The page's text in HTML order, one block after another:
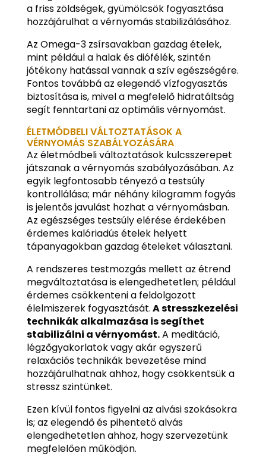
a friss zöldségek, gyümölcsök fogyasztása
hozzájárulhat a vérnyomás stabilizálásához.
Az Omega-3 zsírsavakban gazdag ételek,
mint például a halak és diófélék, szintén
jótékony hatással vannak a szív egészségére.
Fontos továbbá az elegendő vízfogyasztás
biztosítása is, mivel a megfelelő hidratáltság
segít fenntartani az optimális vérnyomást.
ÉLETMÓDBELI VÁLTOZTATÁSOK A
VÉRNYOMÁS SZABÁLYOZÁSÁRA
Az életmódbeli változtatások kulcsszerepet
játszanak a vérnyomás szabályozásában. Az
egyik legfontosabb tényező a testsúly
kontrollálása; már néhány kilogramm fogyás
is jelentős javulást hozhat a vérnyomásban.
Az egészséges testsúly elérése érdekében
érdemes kalóriadús ételek helyett
tápanyagokban gazdag ételeket választani.
A rendszeres testmozgás mellett az étrend
megváltoztatása is elengedhetetlen; például
érdemes csökkenteni a feldolgozott
élelmiszerek fogyasztását.A stresszkezelési
technikák alkalmazása is segíthet
stabilizálni a vérnyomást.A meditáció,
légzőgyakorlatok vagy akár egyszerű
relaxációs technikák bevezetése mind
hozzájárulhatnak ahhoz, hogy csökkentsük a
stressz szintünket.
Ezen kívül fontos figyelni az alvási szokásokra
is; az elegendő és pihentető alvás
elengedhetetlen ahhoz, hogy szervezetünk
megfelelően működjön.